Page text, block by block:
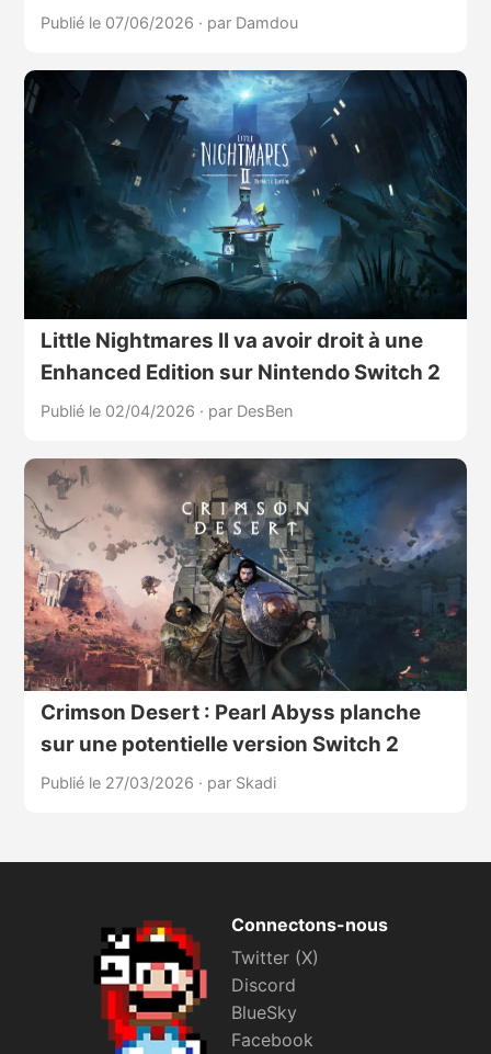
Publié le 07/06/2026 · par Damdou
Little Nightmares II va avoir droit à une
Enhanced Edition sur Nintendo Switch 2
Publié le 02/04/2026 · par DesBen
Crimson Desert : Pearl Abyss planche
sur une potentielle version Switch 2
Publié le 27/03/2026 · par Skadi
Connectons-nous
Twitter (X)
Discord
BlueSky
Facebook